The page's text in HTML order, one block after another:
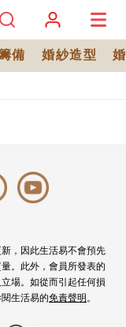
備 婚紗造型
，因此生活易不會預先
。此外，會員所發表的
場。如從而引起任何損
生活易的免責聲明 。